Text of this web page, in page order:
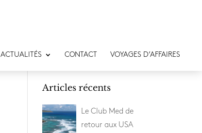
ACTUALITÉS CONTACT VOYAGES D’AFFAIRES
Articles récents
Le Club Med de
retour aux USA